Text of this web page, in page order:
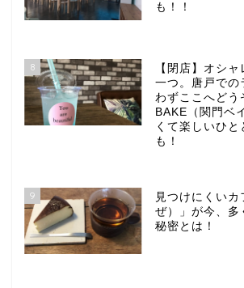
も！！
8
【閉店】オシ
一つ。唐戸での
わずここへどう
BAKE（関門ベ
くて楽しいひ
も！
9
見つけにくい
ぜ）」が今、多
秘密とは！